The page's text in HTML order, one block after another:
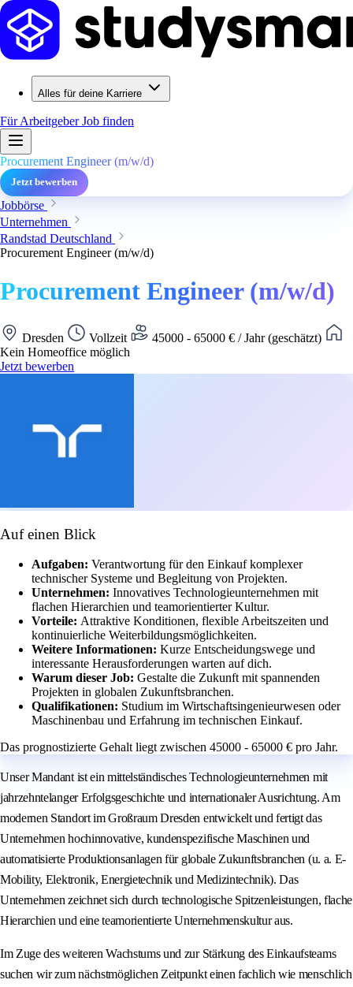
Alles für deine Karriere
Für ArbeitgeberJob finden
Procurement Engineer (m/w/d)
Jetzt bewerben
Jobbörse
Unternehmen
Randstad Deutschland
Procurement Engineer (m/w/d)
Procurement Engineer (m/w/d)
Dresden Vollzeit
45000 - 65000 € / Jahr (geschätzt)
Kein Homeoffice möglich
Jetzt bewerben
Auf einen Blick
Aufgaben: Verantwortung für den Einkauf komplexer
technischer Systeme und Begleitung von Projekten.
Unternehmen: Innovatives Technologieunternehmen mit
flachen Hierarchien und teamorientierter Kultur.
Vorteile: Attraktive Konditionen, flexible Arbeitszeiten und
kontinuierliche Weiterbildungsmöglichkeiten.
Weitere Informationen: Kurze Entscheidungswege und
interessante Herausforderungen warten auf dich.
Warum dieser Job: Gestalte die Zukunft mit spannenden
Projekten in globalen Zukunftsbranchen.
Qualifikationen: Studium im Wirtschaftsingenieurwesen oder
Maschinenbau und Erfahrung im technischen Einkauf.
Das prognostizierte Gehalt liegt zwischen 45000 - 65000 € pro Jahr.
Unser Mandant ist ein mittelständisches Technologieunternehmen mit
jahrzehntelanger Erfolgsgeschichte und internationaler Ausrichtung. Am
modernen Standort im Großraum Dresden entwickelt und fertigt das
Unternehmen hochinnovative, kundenspezifische Maschinen und
automatisierte Produktionsanlagen für globale Zukunftsbranchen (u. a. E-
Mobility, Elektronik, Energietechnik und Medizintechnik). Das
Unternehmen zeichnet sich durch technologische Spitzenleistungen, flache
Hierarchien und eine teamorientierte Unternehmenskultur aus.
Im Zuge des weiteren Wachstums und zur Stärkung des Einkaufsteams
suchen wir zum nächstmöglichen Zeitpunkt einen fachlich wie menschlich